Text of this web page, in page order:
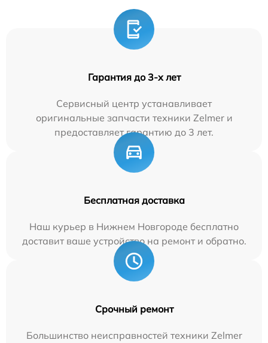
Гарантия до 3-х лет
Сервисный центр устанавливает
оригинальные запчасти техники Zelmer и
предоставляет гарантию до 3 лет.
Бесплатная доставка
Наш курьер в Нижнем Новгороде бесплатно
доставит ваше устройство на ремонт и обратно.
Срочный ремонт
Большинство неисправностей техники Zelmer